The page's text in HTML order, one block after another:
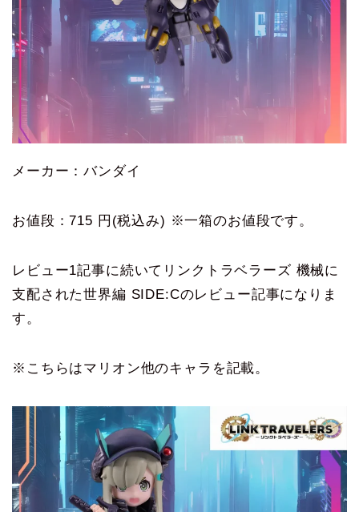
メーカー：バンダイ
お値段：715 円(税込み) ※一箱のお値段です。
レビュー1記事に続いてリンクトラベラーズ 機械に
支配された世界編 SIDE:Cのレビュー記事になりま
す。
※こちらはマリオン他のキャラを記載。